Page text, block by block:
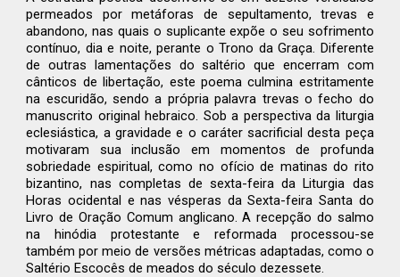
permeados por metáforas de sepultamento, trevas e
abandono, nas quais o suplicante expõe o seu sofrimento
contínuo, dia e noite, perante o Trono da Graça. Diferente
de outras lamentações do saltério que encerram com
cânticos de libertação, este poema culmina estritamente
na escuridão, sendo a própria palavra trevas o fecho do
manuscrito original hebraico. Sob a perspectiva da liturgia
eclesiástica, a gravidade e o caráter sacrificial desta peça
motivaram sua inclusão em momentos de profunda
sobriedade espiritual, como no ofício de matinas do rito
bizantino, nas completas de sexta-feira da Liturgia das
Horas ocidental e nas vésperas da Sexta-feira Santa do
Livro de Oração Comum anglicano. A recepção do salmo
na hinódia protestante e reformada processou-se
também por meio de versões métricas adaptadas, como o
Saltério Escocês de meados do século dezessete.